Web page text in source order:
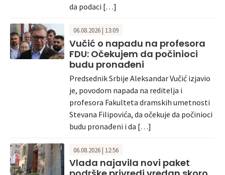
da podaci […]
06.08.2026 | 13:09
Vučić o napadu na profesora
FDU: Očekujem da počinioci
budu pronađeni
Predsednik Srbije Aleksandar Vučić izjavio
je, povodom napada na reditelja i
profesora Fakulteta dramskih umetnosti
Stevana Filipovića, da očekuje da počinioci
budu pronađeni i da […]
06.08.2026 | 12:56
Vlada najavila novi paket